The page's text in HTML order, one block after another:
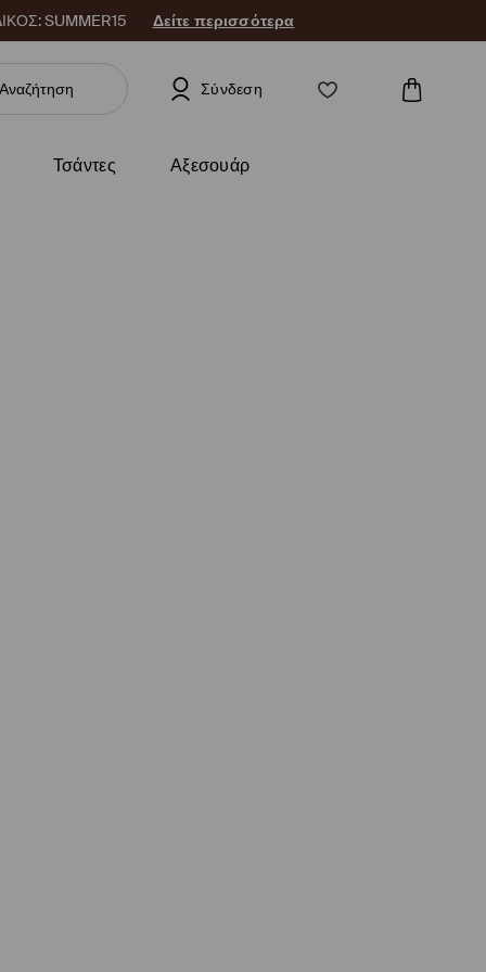
SUMMER15 Δείτε περισσότερα
Σύνδεση
Τσάντες Αξεσουάρ